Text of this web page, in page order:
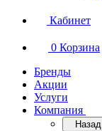
Кабинет
0 Корзина
Бренды
Акции
Услуги
Компания
Назад